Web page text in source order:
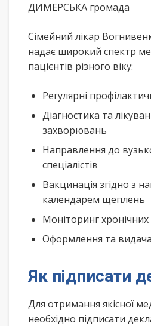
ДИМЕРСЬКА громада
Сімейний лікар
надає широкий спектр
пацієнтів різного віку:
Регулярні
Діагностика та
захворювань
Направлення до
спеціалістів
Вакцинація згідно з
календарем щеплень
Моніторинг
Оформлення та видача
Як підписати
Для отримання якісної
необхідно підписати